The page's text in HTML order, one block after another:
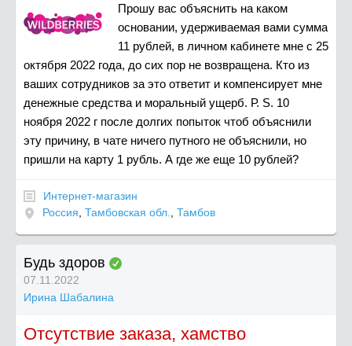
Прошу вас объяснить на каком
основании, удерживаемая вами сумма
11 рублей, в личном кабинете мне с 25
октября 2022 года, до сих пор не возвращена. Кто из
ваших сотрудников за это ответит и компенсирует мне
денежные средства и моральный ущерб. Р. S. 10
ноября 2022 г после долгих попыток чтоб объяснили
эту причину, в чате ничего путного не объяснили, но
пришли на карту 1 рубль. А где же еще 10 рублей?
Интернет-магазин
Россия, Тамбовская обл., Тамбов
Будь здоров
07.11.2022
Ирина Шабалина
Отсутствие заказа, хамство